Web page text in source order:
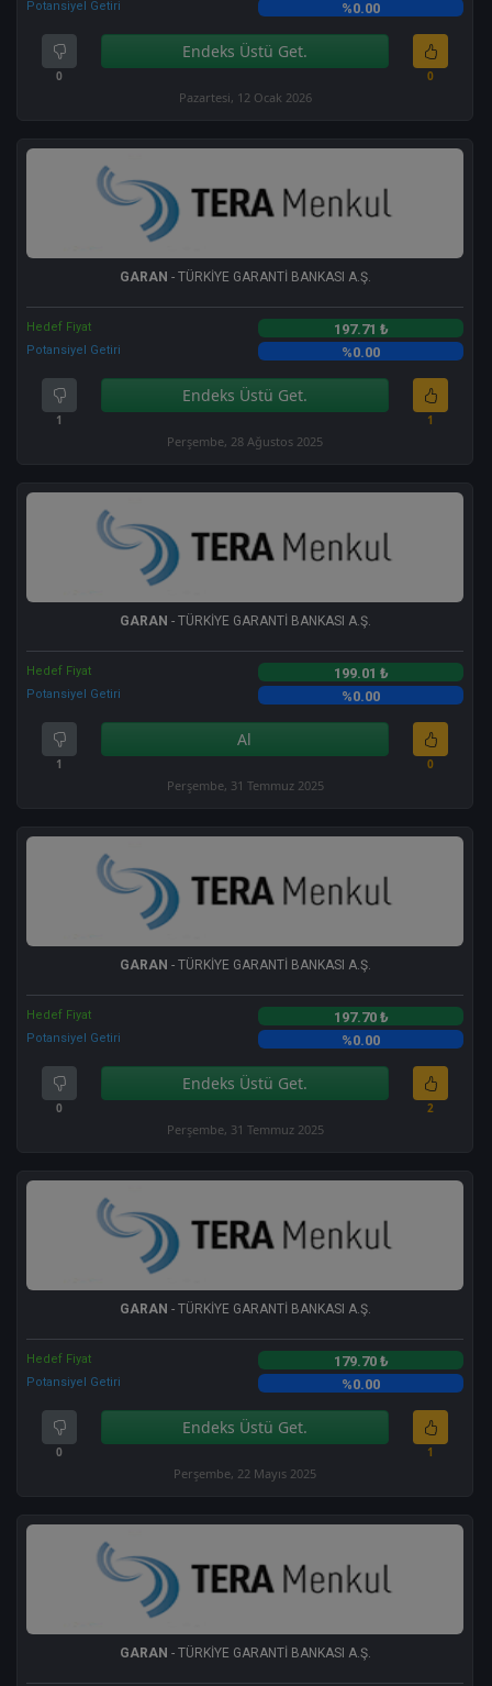
Potansiyel Getiri %0.00
0
Endeks Üstü Get.
0
Pazartesi, 12 Ocak 2026
GARAN - TÜRKİYE GARANTİ BANKASI A.Ş.
Hedef Fiyat 197.71 ₺
Potansiyel Getiri %0.00
1
Endeks Üstü Get.
1
Perşembe, 28 Ağustos 2025
GARAN - TÜRKİYE GARANTİ BANKASI A.Ş.
Hedef Fiyat 199.01 ₺
Potansiyel Getiri %0.00
1
Al
0
Perşembe, 31 Temmuz 2025
GARAN - TÜRKİYE GARANTİ BANKASI A.Ş.
Hedef Fiyat 197.70 ₺
Potansiyel Getiri %0.00
0
Endeks Üstü Get.
2
Perşembe, 31 Temmuz 2025
GARAN - TÜRKİYE GARANTİ BANKASI A.Ş.
Hedef Fiyat 179.70 ₺
Potansiyel Getiri %0.00
0
Endeks Üstü Get.
1
Perşembe, 22 Mayıs 2025
GARAN - TÜRKİYE GARANTİ BANKASI A.Ş.